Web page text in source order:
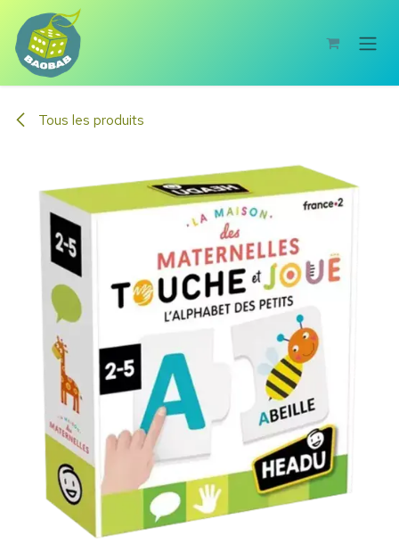
Se rendre au contenu
Tous les produits